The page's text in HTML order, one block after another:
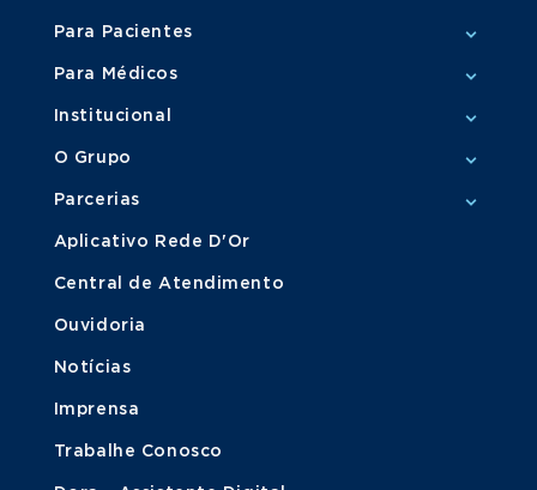
Para Pacientes
Para Médicos
Institucional
O Grupo
Parcerias
Aplicativo Rede D'Or
Central de Atendimento
Ouvidoria
Notícias
Imprensa
Trabalhe Conosco